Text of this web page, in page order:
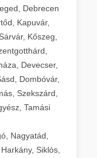
Debrecen
Kapuvár,
Kőszeg,
Devecser,
Dombóvár,
Szekszárd,
Tamási
Nagyatád,
Siklós,